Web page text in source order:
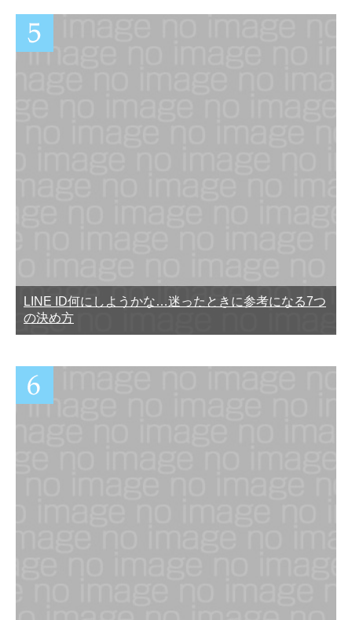
LINE ID何にしようかな…迷ったときに参考になる7つ
の決め方